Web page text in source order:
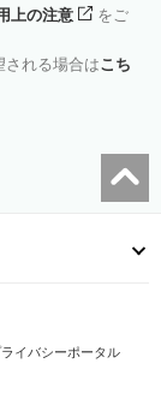
上の注意
をご
される場合はこち
ライバシーポータル